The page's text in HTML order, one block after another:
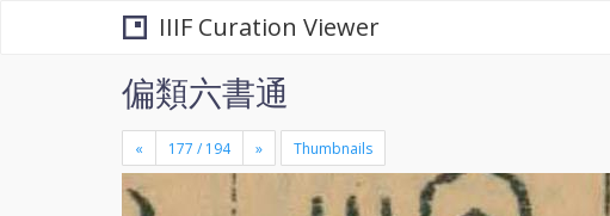
IIIF Curation Viewer
偏類六書通
« » Thumbnails
+